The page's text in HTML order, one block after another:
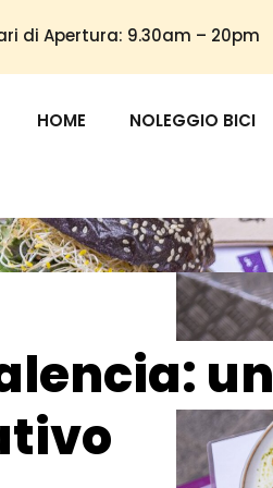
di Apertura: 9.30am – 20pm
HOME NOLEGGIO BICI
un